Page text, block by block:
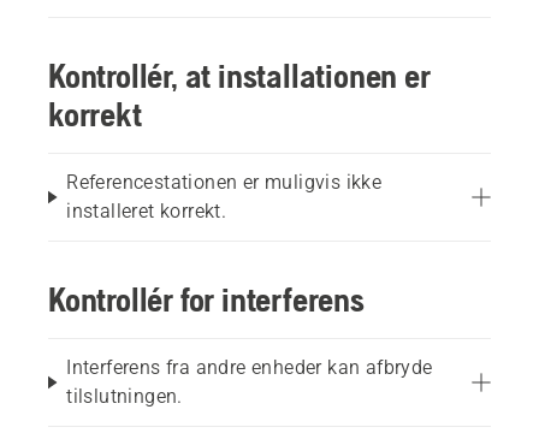
Kontrollér, at installationen er
korrekt
Referencestationen er muligvis ikke
installeret korrekt.
Kontrollér for interferens
Interferens fra andre enheder kan afbryde
tilslutningen.